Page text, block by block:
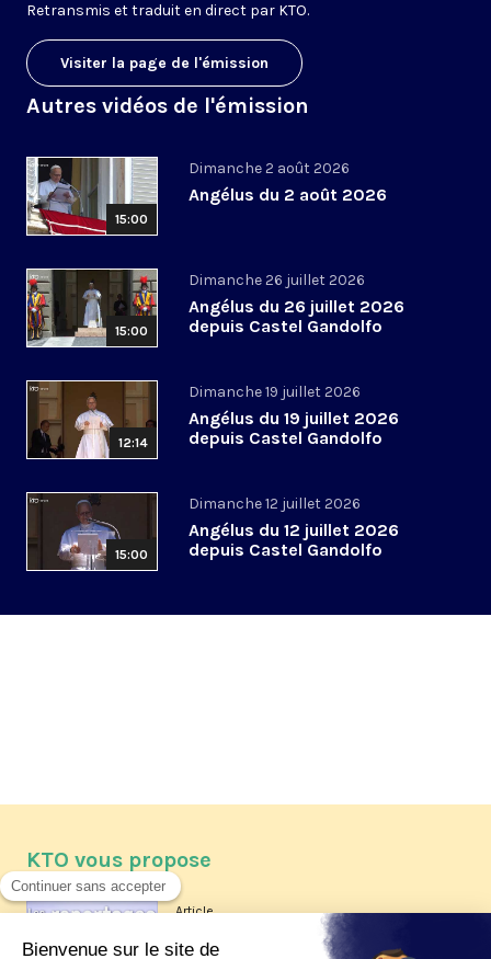
Retransmis et traduit en direct par KTO.
Visiter la page de l'émission
Autres vidéos de l'émission
15:00
Dimanche 2 août 2026
Angélus du 2 août 2026
15:00
Dimanche 26 juillet 2026
Angélus du 26 juillet 2026
depuis Castel Gandolfo
12:14
Dimanche 19 juillet 2026
Angélus du 19 juillet 2026
depuis Castel Gandolfo
15:00
Dimanche 12 juillet 2026
Angélus du 12 juillet 2026
depuis Castel Gandolfo
KTO vous propose
Article
Les reportages d'été 2026 de KTO